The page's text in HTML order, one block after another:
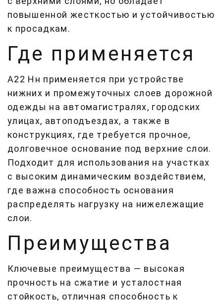
повышенной жесткостью и устойчивостью
к просадкам.
Где применяется
А22 Нн применяется при устройстве
нижних и промежуточных слоев дорожной
одежды на автомагистралях, городских
улицах, автоподъездах, а также в
конструкциях, где требуется прочное,
долговечное основание под верхние слои.
Подходит для использования на участках
с высоким динамическим воздействием,
где важна способность основания
распределять нагрузку на нижележащие
слои.
Преимущества
Ключевые преимущества — высокая
прочность на сжатие и усталостная
стойкость, отличная способность к